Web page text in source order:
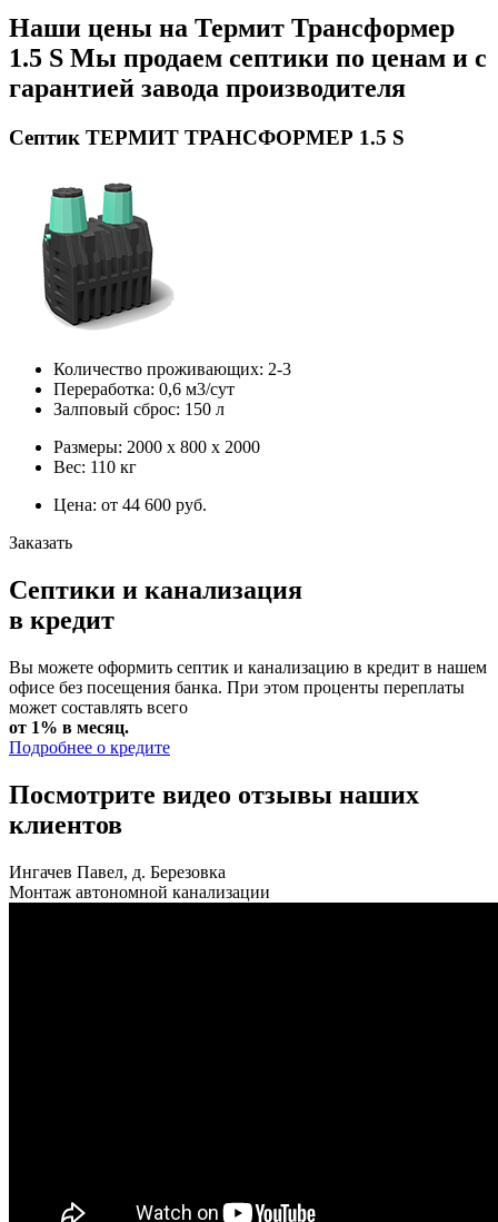
Наши цены на Термит Трансформер
1.5 S Мы продаем септики по ценам и с
гарантией завода производителя
Септик ТЕРМИТ ТРАНСФОРМЕР 1.5 S
Количество проживающих: 2-3
Переработка: 0,6 м3/сут
Залповый сброс: 150 л
Размеры: 2000 х 800 х 2000
Вес: 110 кг
Цена: от 44 600 руб.
Заказать
Септики и канализация
в кредит
Вы можете оформить септик и канализацию в кредит в нашем
офисе без посещения банка. При этом проценты переплаты
может составлять всего
от 1% в месяц.
Подробнее о кредите
Посмотрите видео отзывы наших
клиентов
Ингачев Павел, д. Березовка
Монтаж автономной канализации